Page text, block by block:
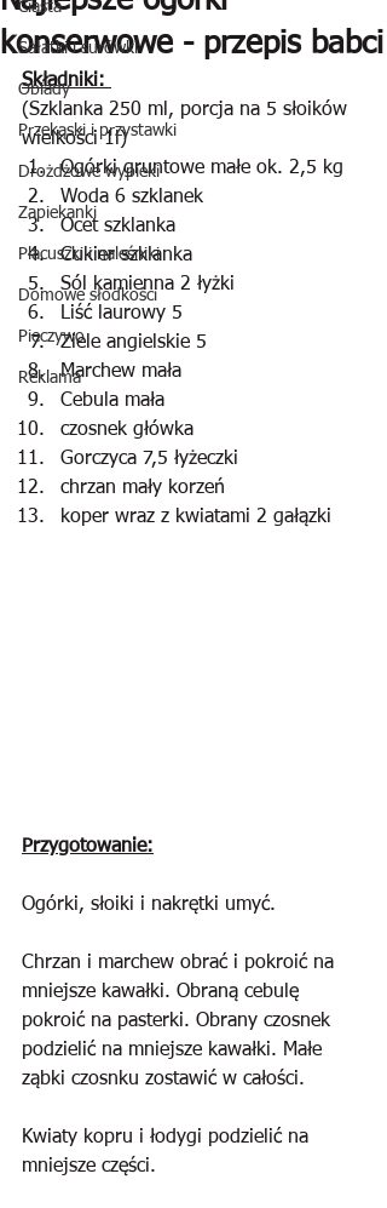
Ciasta
Sałatki i surówki
Obiady
Przekąski i przystawki
Drożdżowe wypieki
Zapiekanki
Placuszki i naleśniki
Domowe słodkości
Pieczywo
Reklama
konserwowe - przepis babci
Składniki:
(Szklanka 250 ml, porcja na 5 słoików
wielkości 1l)
Ogórki gruntowe małe ok. 2,5 kg
Woda 6 szklanek
Ocet szklanka
Cukier szklanka
Sól kamienna 2 łyżki
Liść laurowy 5
Ziele angielskie 5
Marchew mała
Cebula mała
czosnek główka
Gorczyca 7,5 łyżeczki
chrzan mały korzeń
koper wraz z kwiatami 2 gałązki
Przygotowanie:
Ogórki, słoiki i nakrętki umyć.
Chrzan i marchew obrać i pokroić na
mniejsze kawałki. Obraną cebulę
pokroić na pasterki. Obrany czosnek
podzielić na mniejsze kawałki. Małe
ząbki czosnku zostawić w całości.
Kwiaty kopru i łodygi podzielić na
mniejsze części.